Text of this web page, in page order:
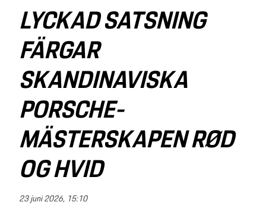
LYCKAD SATSNING
FÄRGAR
SKANDINAVISKA
PORSCHE-
MÄSTERSKAPEN RØD
OG HVID
23 juni 2026, 15:10